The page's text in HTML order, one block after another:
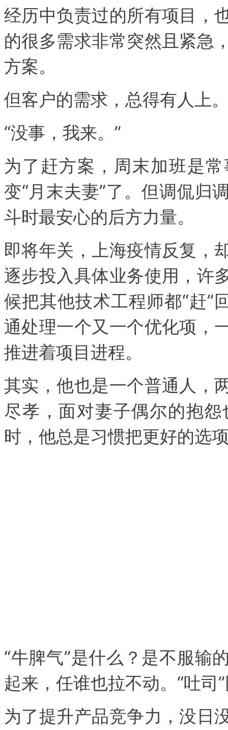
经历中负责过的所有项目，
的很多需求非常突然且紧急
方案。
但客户的需求，总得有人上
“没事，我来。”
为了赶方案，周末加班是
变“月末夫妻”了。但调侃归
斗时最安心的后方力量。
即将年关，上海疫情反复，
逐步投入具体业务使用，许
候把其他技术工程师都“赶”
通处理一个又一个优化项，
推进着项目进程。
其实，他也是一个普通人，
尽孝，面对妻子偶尔的抱
时，他总是习惯把更好的选
“牛脾气”是什么？是不服输
起来，任谁也拉不动。“吐司
为了提升产品竞争力，没日